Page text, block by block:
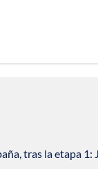
tras la etapa